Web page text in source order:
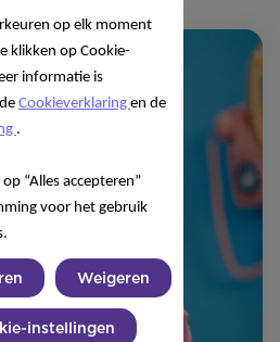
op elk moment
klikken op Cookie-
informatie is
Cookieverklaring en de
.
“Alles accepteren”
voor het gebruik
Weigeren
instellingen